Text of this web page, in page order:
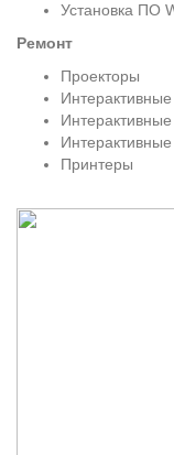
Установка ПО
Ремонт
Проекторы
Интерактивные
Принтеры